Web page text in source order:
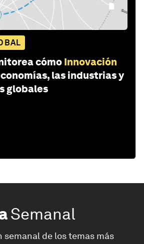
cómo Innovación
las industrias y
globales
Semanal
semanal de los temas más